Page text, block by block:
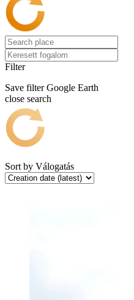
Filter
Save filter Google Earth
close search
Sort by Válogatás